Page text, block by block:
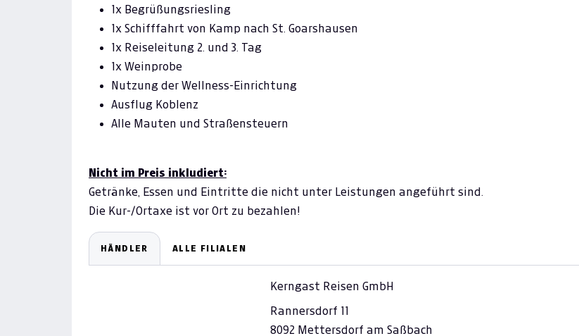
1x Begrüßungsriesling
1x Schifffahrt von Kamp nach St. Goarshausen
1x Reiseleitung 2. und 3. Tag
1x Weinprobe
Nutzung der Wellness-Einrichtung
Ausflug Koblenz
Alle Mauten und Straßensteuern
Nicht im Preis inkludiert:
Getränke, Essen und Eintritte die nicht unter Leistungen angeführt sind.
Die Kur-/Ortaxe ist vor Ort zu bezahlen!
HÄNDLER ALLE FILIALEN
Kerngast Reisen GmbH
Rannersdorf 11
8092 Mettersdorf am Saßbach